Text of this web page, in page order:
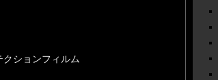
ションフィルム